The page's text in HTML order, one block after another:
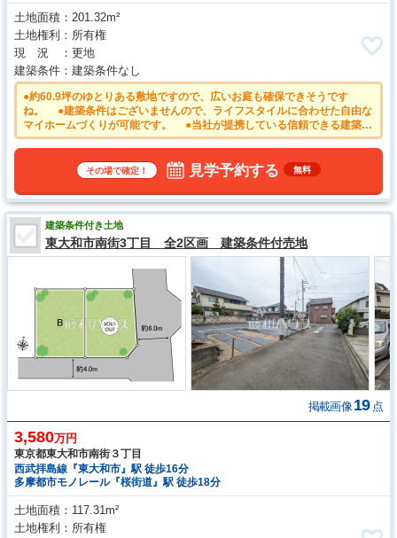
土地面積
201.32m²
土地権利
所有権
現 況
更地
建築条件
建築条件なし
●約60.9坪のゆとりある敷地ですので、広いお庭も確保できそうです
ね。 ●建築条件はございませんので、ライフスタイルに合わせた自由な
マイホームづくりが可能です。 ●当社が提携している信頼できる建築会
社のご紹介も可能です！ 注文住宅を建てたいけど、まだ建築会社が決
を、この土地で実現させてみませんか？
その場で確定！ 見学予約する 無料
建築条件付き土地
東大和市南街3丁目 全2区画 建築条件付売地
掲載画像 19 点
3,580万円
東京都東大和市南街３丁目
西武拝島線『東大和市』駅 徒歩16分
多摩都市モノレール『桜街道』駅 徒歩18分
土地面積
117.31m²
土地権利
所有権